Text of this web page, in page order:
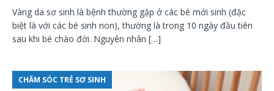
Vàng da sơ sinh là bệnh thường gặp ở các bé mới sinh (đặc
biệt là với các bé sinh non), thường là trong 10 ngày đầu tiên
sau khi bé chào đời. Nguyên nhân […]
CHĂM SÓC TRẺ SƠ SINH